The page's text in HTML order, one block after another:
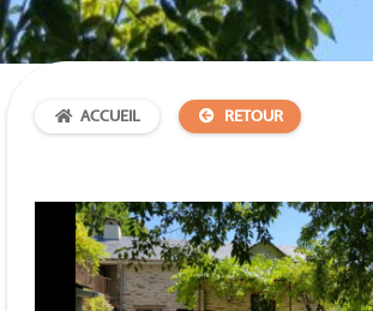
ACCUEIL RETOUR